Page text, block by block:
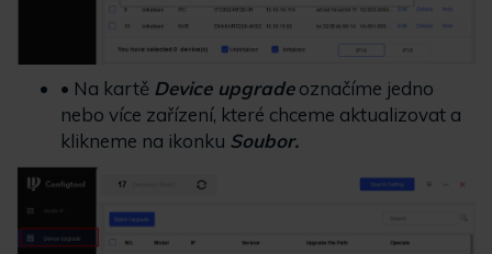
• Na kartě Device upgradeoznačíme jedno
nebo více zařízení, které chceme aktualizovat a
klikneme na ikonku Soubor.